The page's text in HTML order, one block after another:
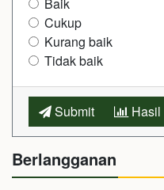
Baik
Cukup
Kurang baik
Tidak baik
Submit Hasil
Berlangganan